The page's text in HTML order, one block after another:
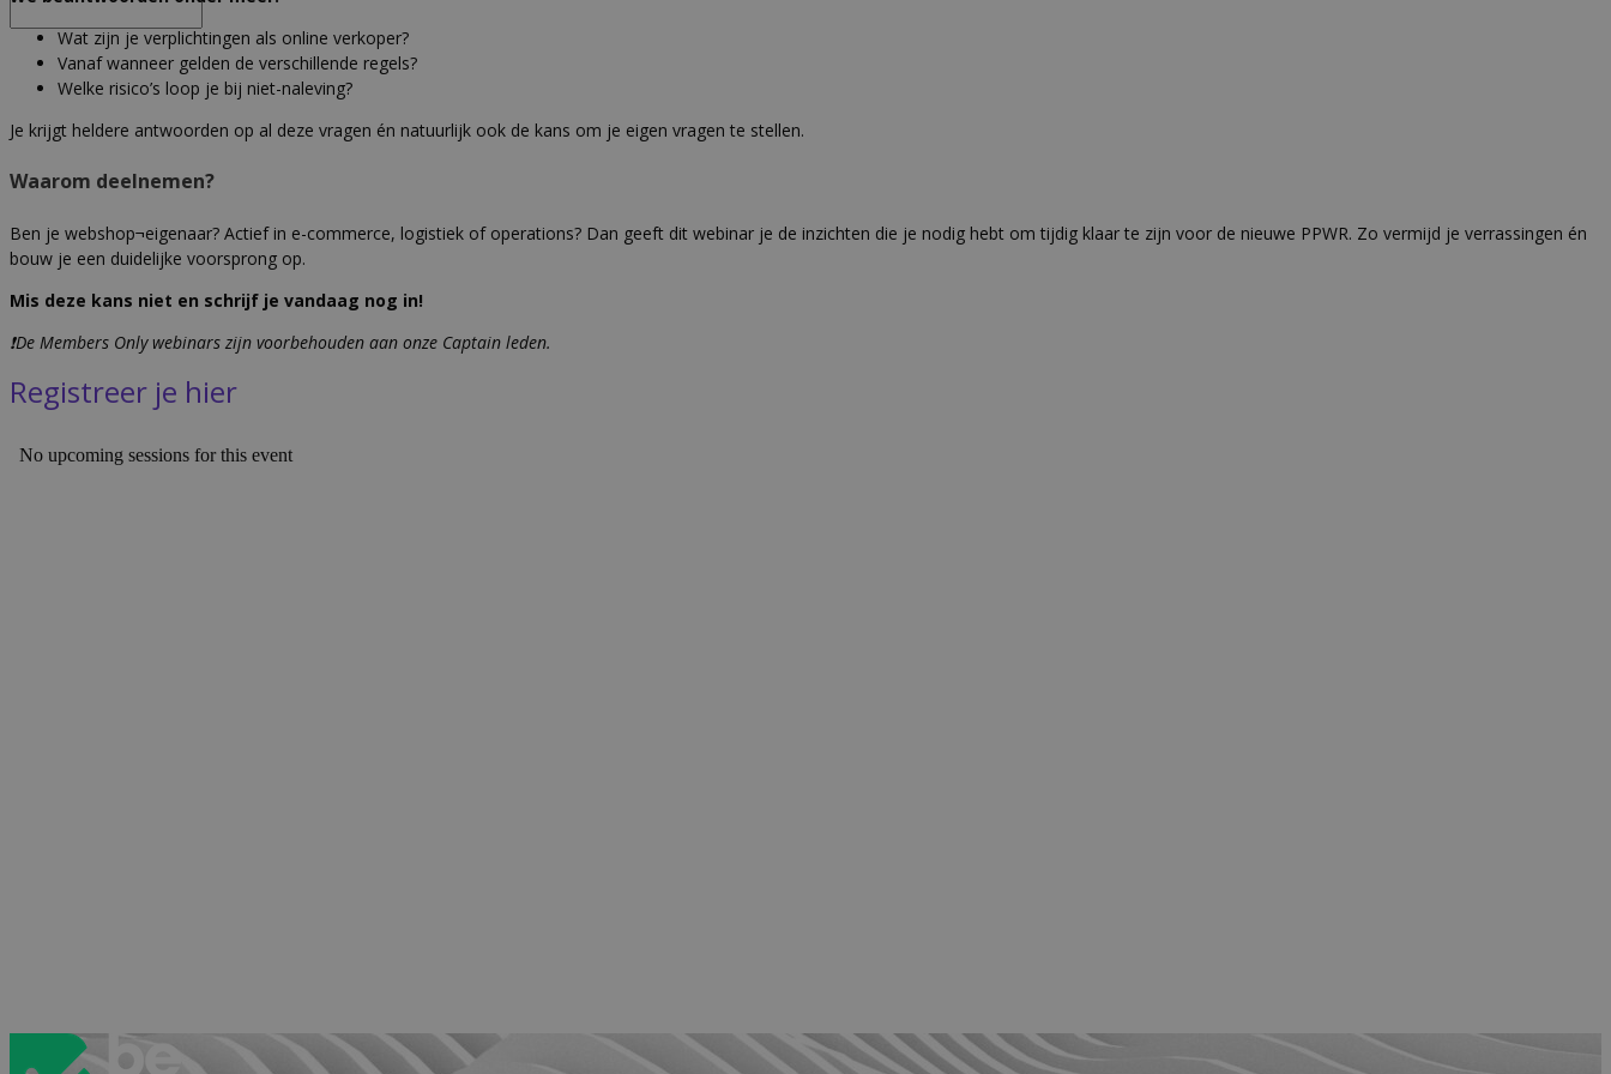
Wat zijn je verplichtingen als online verkoper?
Vanaf wanneer gelden de verschillende regels?
Welke risico’s loop je bij niet-naleving?
Je krijgt heldere antwoorden op al deze vragen én natuurlijk ook de kans om je eigen vragen te stellen.
Waarom deelnemen?
Ben je webshop¬eigenaar? Actief in e-commerce, logistiek of operations? Dan geeft dit webinar je de inzichten die je nodig hebt om tijdig klaar te zijn voor de nieuwe PPWR. Zo vermijd je verrassingen én
bouw je een duidelijke voorsprong op.
Mis deze kans niet en schrijf je vandaag nog in!
❗De Members Only webinars zijn voorbehouden aan onze Captain leden.
Registreer je hier